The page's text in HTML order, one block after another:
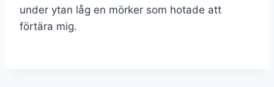
under ytan låg en mörker som hotade att
förtära mig.